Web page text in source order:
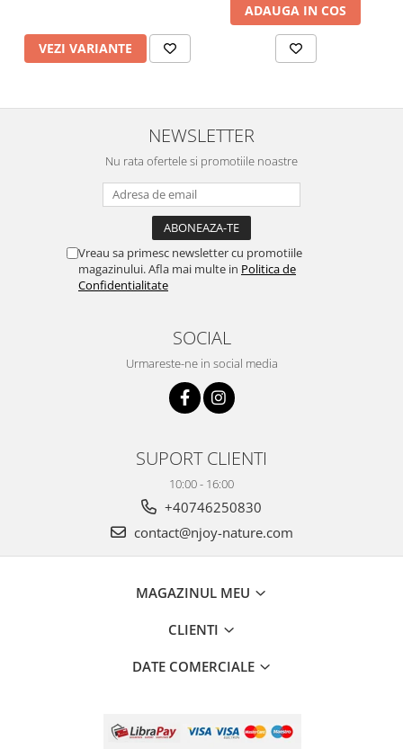
VEZI VARIANTE
ADAUGA IN COS
NEWSLETTER
Nu rata ofertele si promotiile noastre
Vreau sa primesc newsletter cu promotiile
magazinului. Afla mai multe in Politica de
Confidentialitate
SOCIAL
Urmareste-ne in social media
SUPORT CLIENTI
10:00 - 16:00
+40746250830
contact@njoy-nature.com
MAGAZINUL MEU
CLIENTI
DATE COMERCIALE